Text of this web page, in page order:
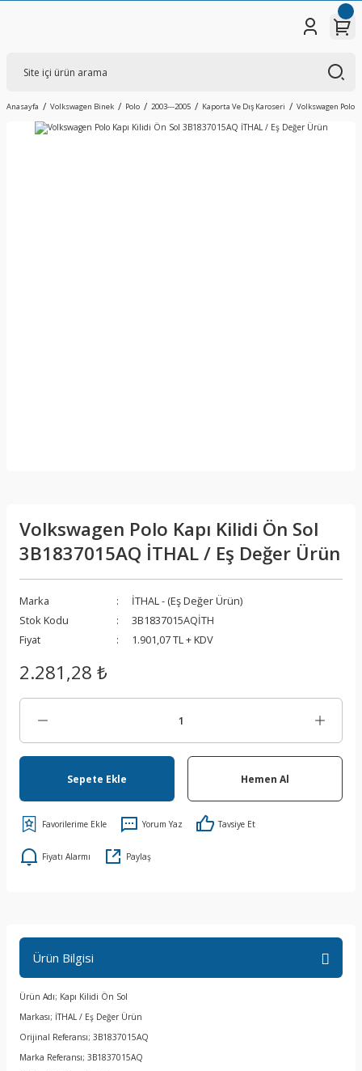
Anasayfa Volkswagen Binek Polo 2003---2005 Kaporta Ve Dış Karoseri Volkswagen Polo
Volkswagen Polo Kapı Kilidi Ön Sol
3B1837015AQ İTHAL / Eş Değer Ürün
Marka
İTHAL - (Eş Değer Ürün)
Stok Kodu
3B1837015AQİTH
Fiyat
1.901,07 TL + KDV
2.281,28 ₺
Sepete Ekle Hemen Al
Yorum Yaz Tavsiye Et
Fiyatı Alarmı Paylaş
Ürün Bilgisi
Ürün Adı; Kapı Kilidi Ön Sol
Markası; İTHAL / Eş Değer Ürün
Orijinal Referansı; 3B1837015AQ
Marka Referansı; 3B1837015AQ